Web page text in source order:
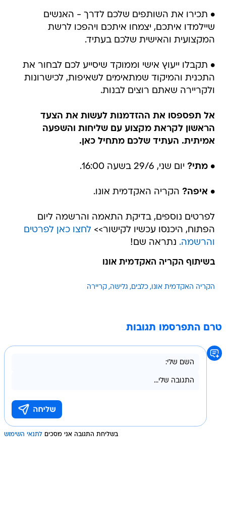
• תכירו את השותפים שלכם לדרך - האנשים
שיילמדו איתכם, יצמחו איתכם ויהפכו לרשת
המקצועית והאישית שלכם בעתיד.
• תקבלו ייעוץ אישי וממוקד שיסייע לכם לבחור את
התכנית והמיקוד שמתאימים לשאיפות, לכישרונות
ולקריירה שאתם רוצים לבנות.
אל תפספסו את ההזדמנות לעשות את הצעד
הראשון לקראת מקצוע עם שליחות והשפעה
אמיתית. העתיד שלכם מתחיל כאן.
• מתי? יום שני, 29/6 בשעה 16:00.
• איפה? הקריה האקדמית אונו.
לפרטים נוספים, בדיקת התאמה והרשמה ליום
הפתוח, היכנסו עכשיו לקישור>>לחצו כאן לפרטים
והרשמה. נתראה שם!
בשיתוף הקריה האקדמית אונו
הקריה האקדמית אונו כלבים גלישה קריירה
טרם התפרסמו תגובות
בשליחת התגובה אני מסכים לתנאי השימוש